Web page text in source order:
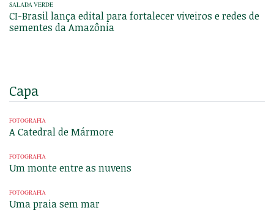
SALADA VERDE
CI-Brasil lança edital para fortalecer viveiros e redes de
sementes da Amazônia
Capa
FOTOGRAFIA
A Catedral de Mármore
FOTOGRAFIA
Um monte entre as nuvens
FOTOGRAFIA
Uma praia sem mar